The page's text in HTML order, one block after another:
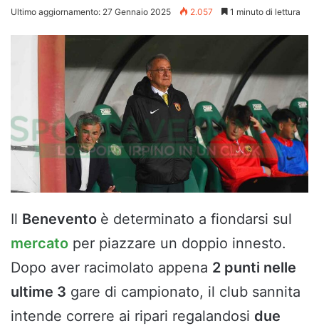
Ultimo aggiornamento: 27 Gennaio 2025 2.057 1 minuto di lettura
Il Benevento è determinato a fiondarsi sul
mercato per piazzare un doppio innesto.
Dopo aver racimolato appena 2 punti nelle
ultime 3 gare di campionato, il club sannita
intende correre ai ripari regalandosi due